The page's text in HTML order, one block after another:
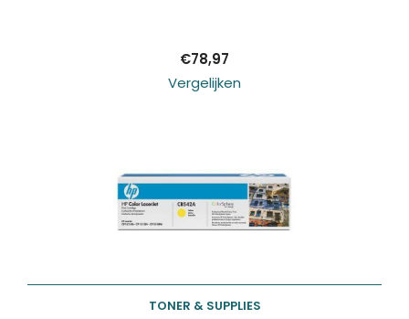
€78,97
Vergelijken
TONER & SUPPLIES